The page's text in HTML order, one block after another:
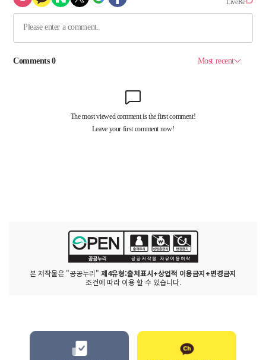
본 저작물은 "공공누리" 제4유형:출처표시+상업적 이용금지+변경금지
조건에 따라 이용 할 수 있습니다.